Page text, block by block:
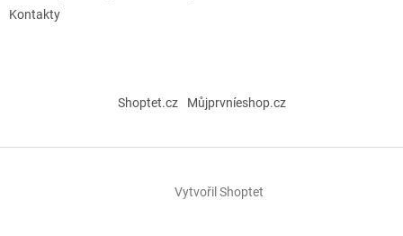
Kontakty
Shoptet.cz Můjprvníeshop.cz
Vytvořil Shoptet